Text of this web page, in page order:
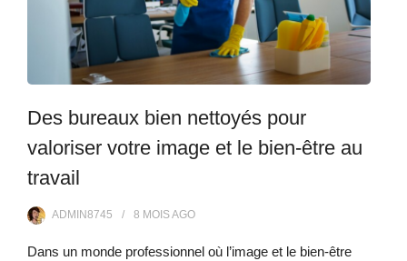
Des bureaux bien nettoyés pour
valoriser votre image et le bien-être au
travail
ADMIN8745 8 MOISAGO
Dans un monde professionnel où l’image et le bien-être